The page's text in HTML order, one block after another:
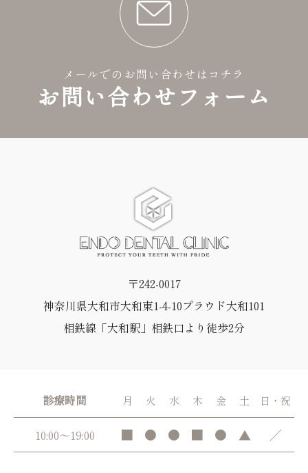
メールでのお問い合わせはコチラ
お問い合わせフォーム
〒242-0017
神奈川県大和市大和東1-4-10プラウド大和101
相鉄線「大和駅」相鉄口より徒歩2分
診療時間 月 火 水 木 金 土 日・祝
10:00～19:00 ■ ● ● ■ ● ▲ ／